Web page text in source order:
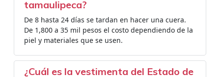
tamaulipeca?
De 8 hasta 24 días se tardan en hacer una cuera.
De 1,800 a 35 mil pesos el costo dependiendo de la
piel y materiales que se usen.
¿Cuál es la vestimenta del Estado de